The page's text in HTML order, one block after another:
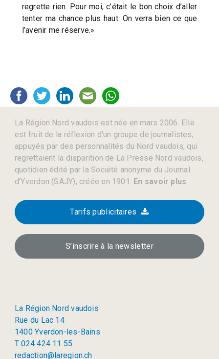
regrette rien. Pour moi, c’était le bon choix d’aller
tenter ma chance plus haut. On verra bien ce que
l’avenir me réserve.»
La Région Nord vaudois est née en mars 2006. Elle
est fruit de la réflexion d’un groupe de journalistes,
appuyés par des personnalités du Nord vaudois, qui
regrettaient la disparition de La Presse Nord vaudois,
quotidien édité par la Société anonyme du Journal
d’Yverdon (SAJY), créée en 1901. En savoir plus
Tarifs publicitaires
S’inscrire à la newsletter
La Région Nord vaudois
Rue du Lac 14
1400 Yverdon-les-Bains
T 024 424 11 55
redaction@laregion.ch